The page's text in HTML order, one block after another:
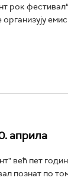
рок
априла
већ пет
познат по